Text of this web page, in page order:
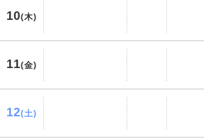
10(木)
11(金)
12(土)